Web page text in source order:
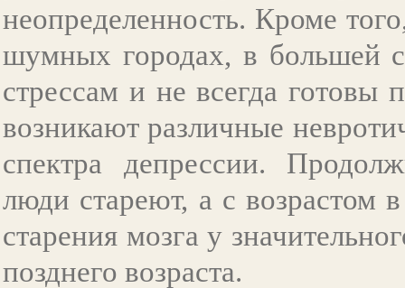
неопределенность. Кроме
шумных городах, в большей
стрессам и не всегда готовы
возникают различные
спектра депрессии.
люди стареют, а с возрастом
старения мозга у
позднего возраста.